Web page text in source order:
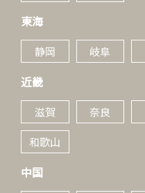
東海
静岡 岐阜
近畿
滋賀 奈良
和歌山
中国